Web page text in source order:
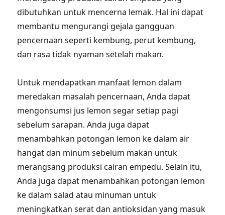
dibutuhkan untuk mencerna lemak. Hal ini dapat
membantu mengurangi gejala gangguan
pencernaan seperti kembung, perut kembung,
dan rasa tidak nyaman setelah makan.
Untuk mendapatkan manfaat lemon dalam
meredakan masalah pencernaan, Anda dapat
mengonsumsi jus lemon segar setiap pagi
sebelum sarapan. Anda juga dapat
menambahkan potongan lemon ke dalam air
hangat dan minum sebelum makan untuk
merangsang produksi cairan empedu. Selain itu,
Anda juga dapat menambahkan potongan lemon
ke dalam salad atau minuman untuk
meningkatkan serat dan antioksidan yang masuk